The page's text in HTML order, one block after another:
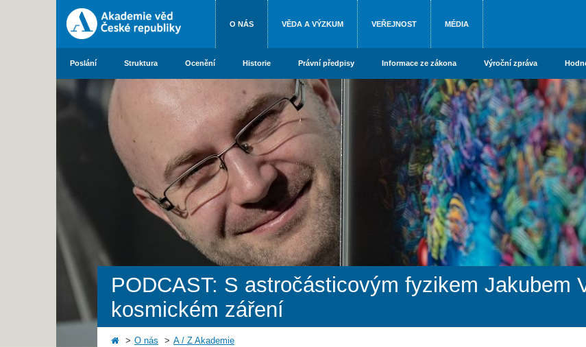
O NÁS VĚDA A VÝZKUM VEŘEJNOST MÉDIA
Poslání Struktura Ocenění Historie Právní předpisy Informace ze zákona Výroční zpráva
PODCAST: S astročásticovým fyzikem Jakubem
kosmickém záření
O nás A / Z Akademie